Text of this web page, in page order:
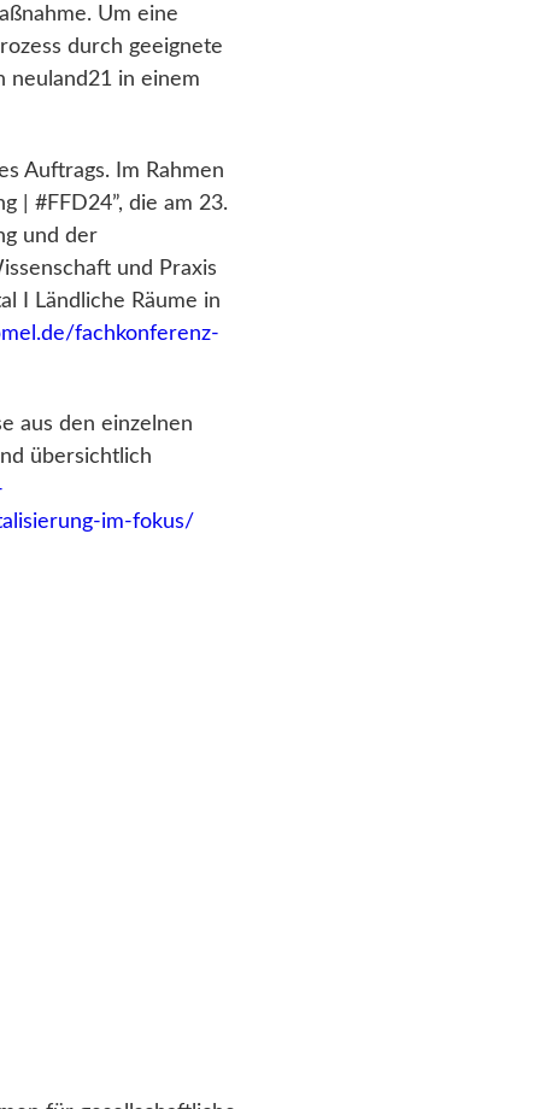
Um eine
durch geeignete
neuland21 in einem
Auftrags. Im Rahmen
| #FFD24”, die am 23.
und der
und Praxis
I Ländliche Räume in
fachkonferenz-
aus den einzelnen
übersichtlich
im-fokus/